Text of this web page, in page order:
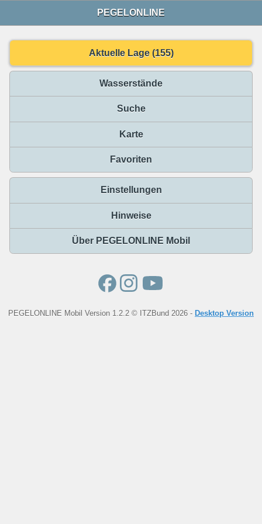
PEGELONLINE
Aktuelle Lage (155)
Wasserstände
Suche
Karte
Favoriten
Einstellungen
Hinweise
Über PEGELONLINE Mobil
PEGELONLINE Mobil Version 1.2.2 © ITZBund 2026 - Desktop Version